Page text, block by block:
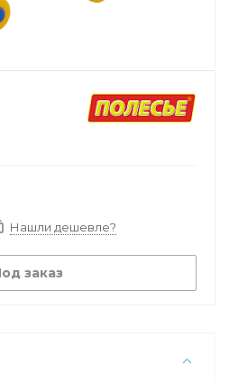
Нашли дешевле?
заказ